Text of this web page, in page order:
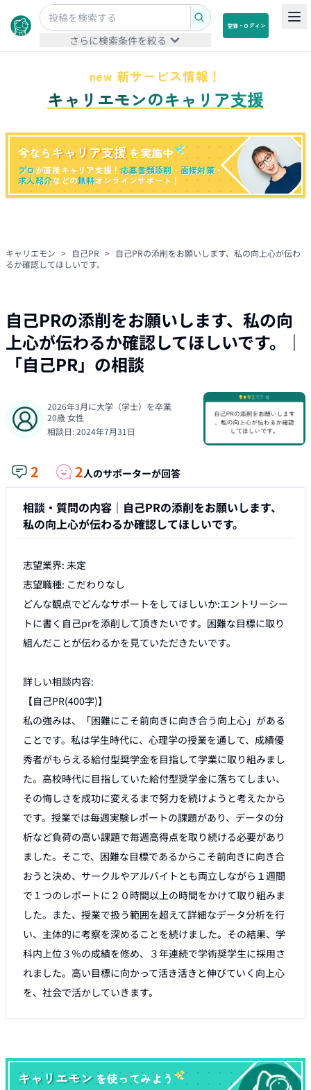
さらに検索条件を絞る
登録・ログイン
new 新サービス情報！
キャリエモンのキャリア支援
今なら キャリア支援 を実施中
プロが直接キャリア支援！応募書類添削 ・ 面接対策・
求人紹介などの無料オンラインサポート！
キャリエモン > 自己PR > 自己PRの添削をお願いします、私の向上心が伝わ
るか確認してほしいです。
自己PRの添削をお願いします、私の向
上心が伝わるか確認してほしいです。
｜
「自己PR」の相談
2026年3月に大学（学士）を卒業
20歳女性
相談日:2024年7月31日
2 2人のサポーターが回答
相談・質問の内容｜ 自己PRの添削をお願いします、
私の向上心が伝わるか確認してほしいです。
志望業界: 未定
志望職種: こだわりなし
どんな観点でどんなサポートをしてほしいか:エントリーシー
トに書く自己prを添削して頂きたいです。困難な目標に取り
組んだことが伝わるかを見ていただきたいです。
詳しい相談内容:
【自己PR(400字)】
私の強みは、「困難にこそ前向きに向き合う向上心」がある
ことです。私は学生時代に、心理学の授業を通して、成績優
秀者がもらえる給付型奨学金を目指して学業に取り組みまし
た。高校時代に目指していた給付型奨学金に落ちてしまい、
その悔しさを成功に変えるまで努力を続けようと考えたから
です。授業では毎週実験レポートの課題があり、データの分
析など負荷の高い課題で毎週高得点を取り続ける必要があり
ました。そこで、困難な目標であるからこそ前向きに向き合
おうと決め、サークルやアルバイトとも両立しながら１週間
で１つのレポートに２０時間以上の時間をかけて取り組みま
した。また、授業で扱う範囲を超えて詳細なデータ分析を行
い、主体的に考察を深めることを続けました。その結果、学
科内上位３％の成績を修め、３年連続で学術奨学生に採用さ
れました。高い目標に向かって活き活きと伸びていく向上心
を、社会で活かしていきます。
キャリエモン を使ってみよう